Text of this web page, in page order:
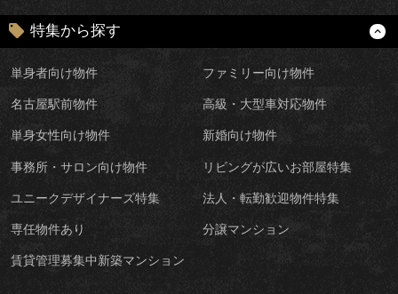
特集から探す
単身者向け物件 ファミリー向け物件
名古屋駅前物件 高級・大型車対応物件
単身女性向け物件 新婚向け物件
事務所・サロン向け物件 リビングが広いお部屋特集
ユニークデザイナーズ特集 法人・転勤歓迎物件特集
専任物件あり 分譲マンション
賃貸管理募集中新築マンション